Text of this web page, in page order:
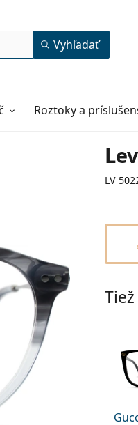
Vyhľadať
Roztoky a
LV